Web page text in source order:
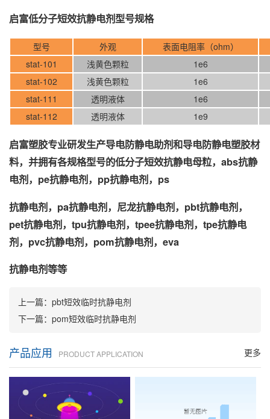
启富低分子短效抗静电剂型号规格
型号 外观
表面电阻率（ohm）
stat-101
浅黄色颗粒
1e6
stat-102
浅黄色颗粒
1e6
stat-111
透明液体
1e6
stat-112
透明液体 1e9
启富塑胶专业研发生产导电防静电助剂和导电防静电塑胶材
料，并拥有各规格型号的低分子短效抗静电母粒，abs抗静
电剂，pe抗静电剂，pp抗静电剂，ps
抗静电剂，pa抗静电剂，尼龙抗静电剂，pbt抗静电剂，
pet抗静电剂，tpu抗静电剂，tpee抗静电剂，tpe抗静电
剂，pvc抗静电剂，pom抗静电剂，eva
抗静电剂等等
上一篇： pbt短效临时抗静电剂
下一篇： pom短效临时抗静电剂
更多
产品应用 PRODUCT APPLICATION